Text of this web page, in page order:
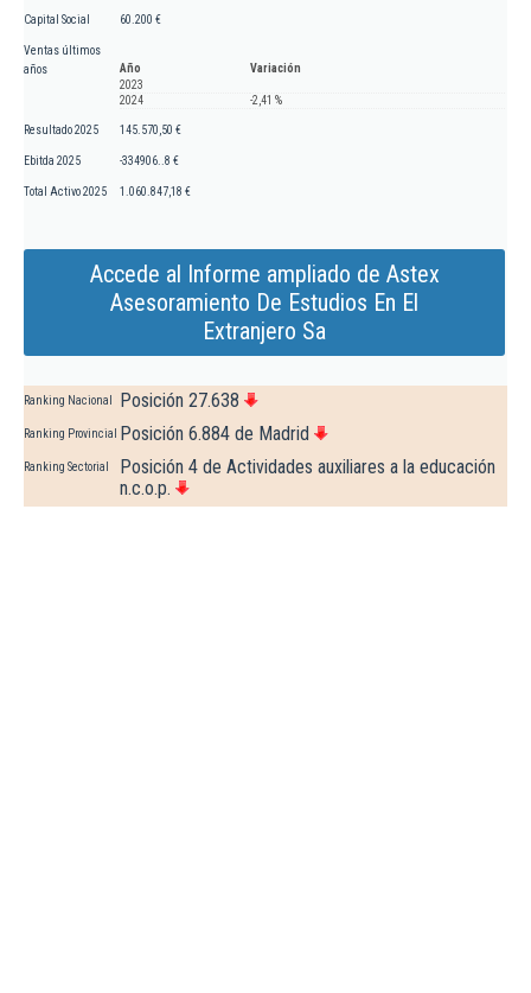
Capital Social 60.200 €
Ventas últimos
años
Año
Variación
2023
2024
-2,41 %
Resultado 2025 145.570,50 €
Ebitda 2025 -334906..8 €
Total Activo 2025 1.060.847,18 €
Accede al Informe ampliado de Astex
Asesoramiento De Estudios En El
Extranjero Sa
Ranking Nacional Posición 27.638
Ranking Provincial Posición 6.884 de Madrid
Ranking Sectorial
Posición 4 de Actividades auxiliares a la educación
n.c.o.p.